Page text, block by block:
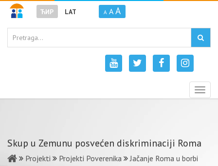
ЋИР LAT A A A
Skup u Zemunu posvećen diskriminaciji Roma
Projekti Projekti Poverenika
Jačanje Roma u borbi